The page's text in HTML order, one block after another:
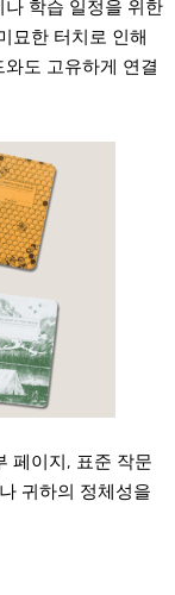
학습 일정을 위한
묘한 터치로 인해
도 고유하게 연결
페이지, 표준 작문
귀하의 정체성을